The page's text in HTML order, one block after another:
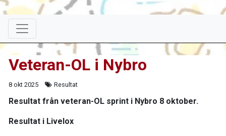
Veteran-OL i Nybro
8 okt 2025 Resultat
Resultat från veteran-OL sprint i Nybro 8 oktober.
Resultat i Livelox